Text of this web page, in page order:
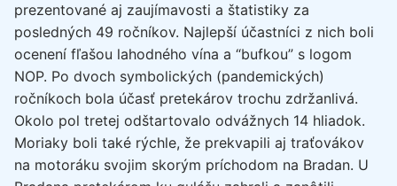
prezentované aj zaujímavosti a štatistiky za
posledných 49 ročníkov. Najlepší účastníci z nich boli
ocenení fľašou lahodného vína a “bufkou” s logom
NOP. Po dvoch symbolických (pandemických)
ročníkoch bola účasť pretekárov trochu zdržanlivá.
Okolo pol tretej odštartovalo odvážnych 14 hliadok.
Moriaky boli také rýchle, že prekvapili aj traťovákov
na motoráku svojim skorým príchodom na Bradan. U